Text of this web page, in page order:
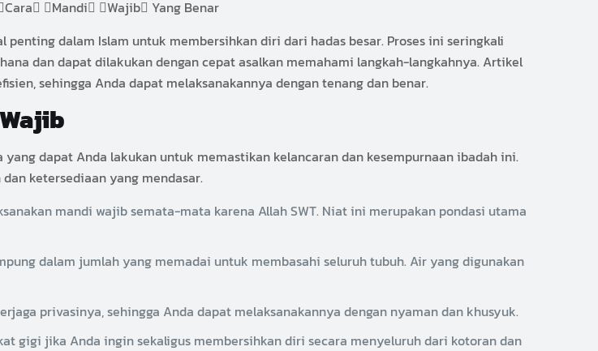
dalam Islam untuk membersihkan diri dari hadas besar. Proses ini seringkali
dan dapat dilakukan dengan cepat asalkan memahami langkah-langkahnya. Artikel
sehingga Anda dapat melaksanakannya dengan tenang dan benar.
dapat Anda lakukan untuk memastikan kelancaran dan kesempurnaan ibadah ini.
ketersediaan yang mendasar.
mandi wajib semata-mata karena Allah SWT. Niat ini merupakan pondasi utama
dalam jumlah yang memadai untuk membasahi seluruh tubuh. Air yang digunakan
privasinya, sehingga Anda dapat melaksanakannya dengan nyaman dan khusyuk.
gigi jika Anda ingin sekaligus membersihkan diri secara menyeluruh dari kotoran dan